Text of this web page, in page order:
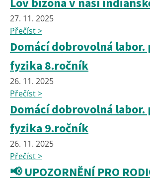
27. 11. 2025
Přečíst >
Domácí dobrovolná labor.
fyzika 8.ročník
26. 11. 2025
Přečíst >
Domácí dobrovolná labor.
fyzika 9.ročník
26. 11. 2025
Přečíst >
📢 UPOZORNĚNÍ PRO